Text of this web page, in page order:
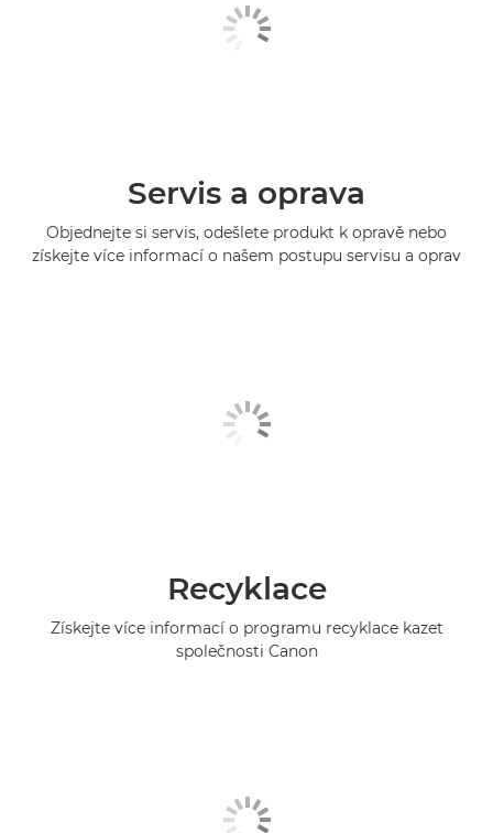
Servis a oprava
Objednejte si servis, odešlete produkt k opravě nebo
získejte více informací o našem postupu servisu a oprav
Recyklace
Získejte více informací o programu recyklace kazet
společnosti Canon